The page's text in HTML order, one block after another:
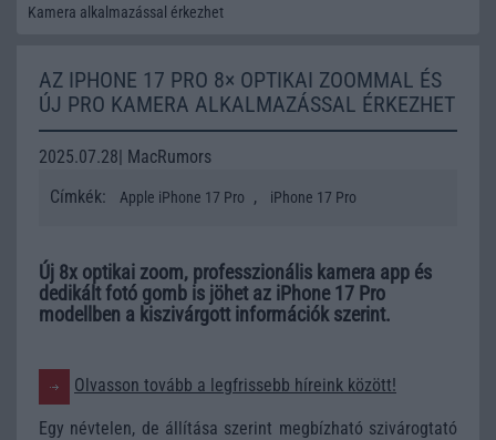
Kamera alkalmazással érkezhet
AZ IPHONE 17 PRO 8× OPTIKAI ZOOMMAL ÉS
ÚJ PRO KAMERA ALKALMAZÁSSAL ÉRKEZHET
2025.07.28| MacRumors
Címkék:
Apple iPhone 17 Pro , iPhone 17 Pro
Új 8x optikai zoom, professzionális kamera app és
dedikált fotó gomb is jöhet az iPhone 17 Pro
modellben a kiszivárgott információk szerint.
Olvasson tovább a legfrissebb híreink között!
Egy névtelen, de állítása szerint megbízható szivárogtató